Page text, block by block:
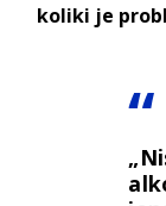
koliki je